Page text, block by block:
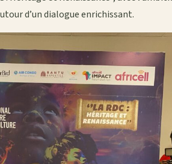
d’un dialogue enrichissant.